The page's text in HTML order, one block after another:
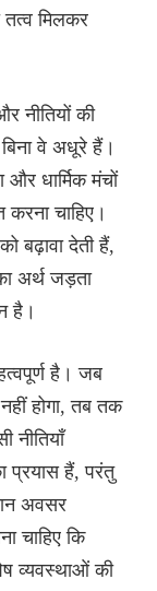
तत्व मिलकर
नीतियों की
वे अधूरे हैं।
और धार्मिक मंचों
चाहिए।
बढ़ावा देती हैं,
अर्थ जड़ता
है।
है। जब
होगा, तब तक
नीतियाँ
प्रयास हैं, परंतु
अवसर
चाहिए कि
व्यवस्थाओं की